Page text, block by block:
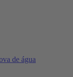
de água